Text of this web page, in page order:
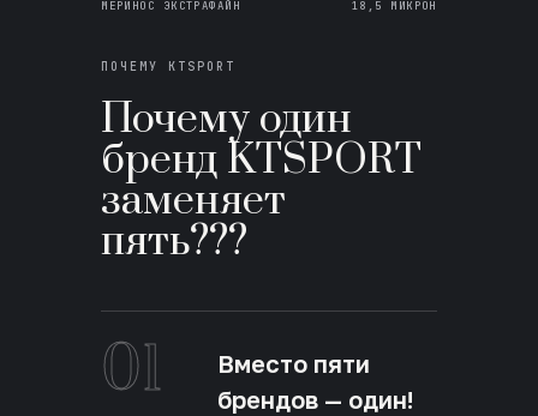
МЕРИНОС ЭКСТРАФАЙН 18,5 МИКРОН
ПОЧЕМУ KTSPORT
Почему один
бренд KTSPORT
заменяет
пять???
01
Вместо пяти
брендов — один!